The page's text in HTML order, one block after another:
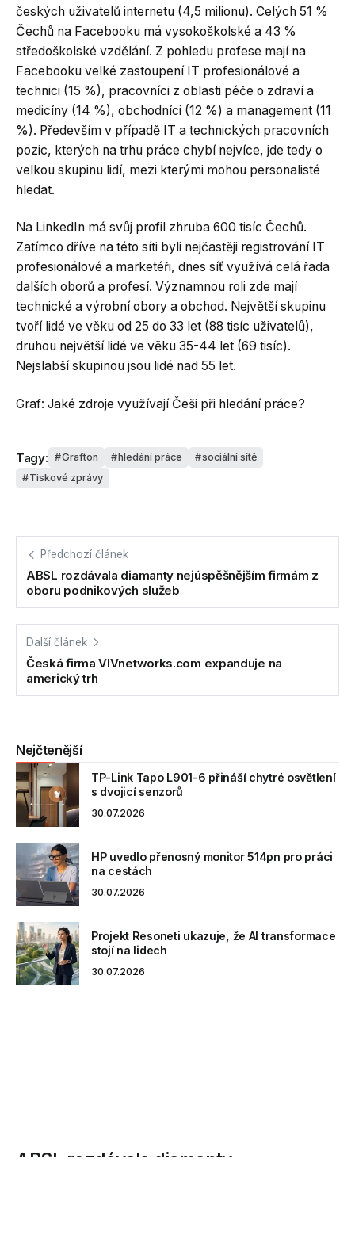
českých uživatelů internetu (4,5 milionu). Celých 51 %
Čechů na Facebooku má vysokoškolské a 43 %
středoškolské vzdělání. Z pohledu profese mají na
Facebooku velké zastoupení IT profesionálové a
technici (15 %), pracovníci z oblasti péče o zdraví a
medicíny (14 %), obchodníci (12 %) a management (11
%). Především v případě IT a technických pracovních
pozic, kterých na trhu práce chybí nejvíce, jde tedy o
velkou skupinu lidí, mezi kterými mohou personalisté
hledat.
Na LinkedIn má svůj profil zhruba 600 tisíc Čechů.
Zatímco dříve na této síti byli nejčastěji registrování IT
profesionálové a marketéři, dnes síť využívá celá řada
dalších oborů a profesí. Významnou roli zde mají
technické a výrobní obory a obchod. Největší skupinu
tvoří lidé ve věku od 25 do 33 let (88 tisíc uživatelů),
druhou největší lidé ve věku 35-44 let (69 tisíc).
Nejslabší skupinou jsou lidé nad 55 let.
Graf: Jaké zdroje využívají Češi při hledání práce?
Tagy: Grafton hledání práce
sociální sítě
Tiskové zprávy
Předchozí článek
ABSL rozdávala diamanty nejúspěšnějším firmám z
oboru podnikových služeb
Další článek
Česká firma VIVnetworks.com expanduje na
americký trh
Nejčtenější
TP-Link Tapo L901-6 přináší chytré osvětlení
s dvojicí senzorů
30.07.2026
HP uvedlo přenosný monitor 514pn pro práci
na cestách
30.07.2026
Projekt Resoneti ukazuje, že AI transformace
stojí na lidech
30.07.2026
ABSL rozdávala diamanty